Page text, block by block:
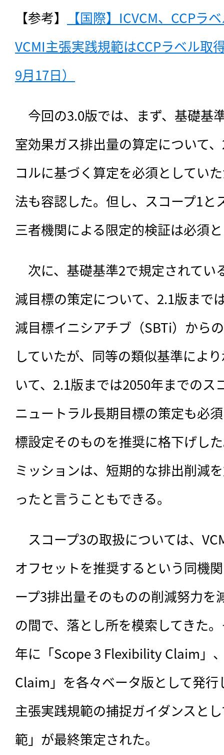
【参考】
【国際】ICVCM、CCPラ
VCMI主張実践規範はCCPラベル取
9月17日）
今回の3.0版では、まず、基礎基
室効果ガス排出量の算定について、
コルに基づく算定を必須としてい
法も容認した。但し、スコープ1と
三者機関による限定的検証は必須
次に、基礎基準2で規定されてい
減目標の策定について、2.1版まで
減目標イニシアチブ（SBTi）から
していたが、同等の類似基準によ
いて、2.1版までは2050年までのス
ニュートラル長期目標の策定も必
標設定そのものを推奨に格下げし
ミッションは、短期的な排出削減
ったと言うこともできる。
スコープ3の取扱については、
オフセットを推奨するという同機
ープ3排出量そのものの削減努力を
の間で、落とし所を模索してきた
年に「Scope 3 Flexibility Claim」
Claim」を各々ベータ版として発
主張実践規範の捕捉ガイダンスと
範」が最終策定された。